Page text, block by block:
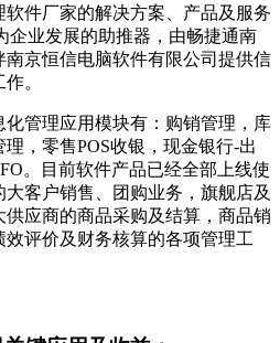
件厂家的解决方案、产品及服务
企业发展的助推器，由畅捷通南
京恒信电脑软件有限公司提供信
。
管理应用模块有：购销管理，库
，零售POS收银，现金银行-出
。目前软件产品已经全部上线使
客户销售、团购业务，旗舰店及
应商的商品采购及结算，商品销
评价及财务核算的各项管理工